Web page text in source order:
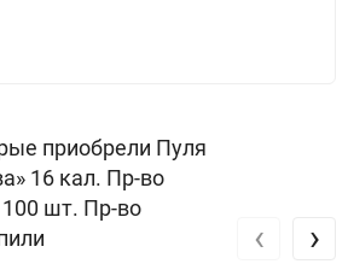
приобрели Пуля
16 кал. Пр-во
100 шт. Пр-во
‹ ›